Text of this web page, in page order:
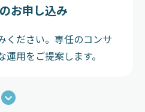
お申し込み
ください。専任のコンサ
用をご提案します。